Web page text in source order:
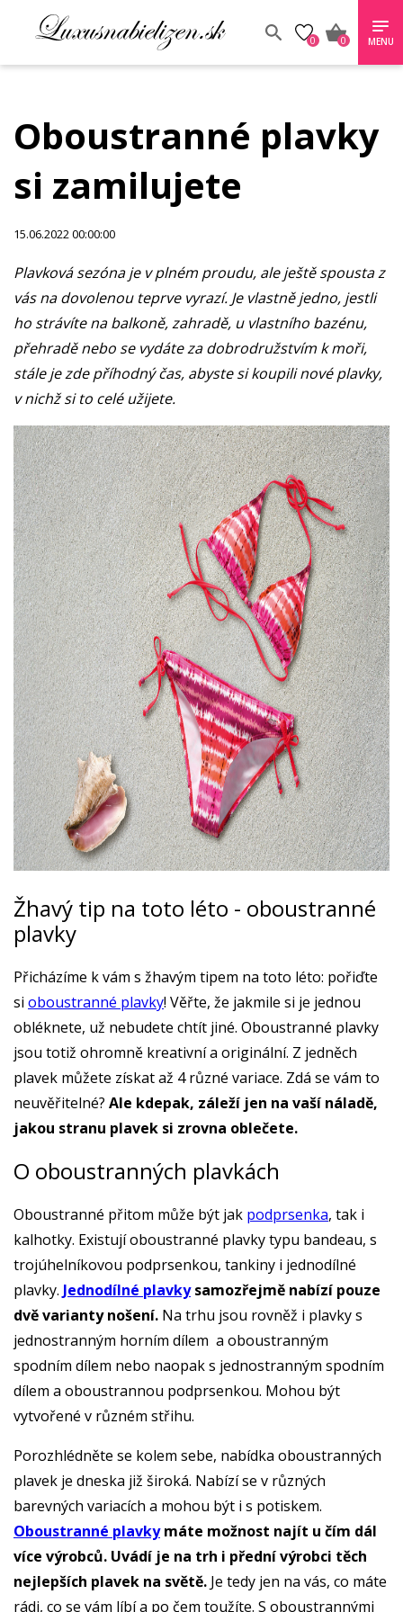
0 0 MENU
Oboustranné plavky
si zamilujete
15.06.2022 00:00:00
Plavková sezóna je v plném proudu, ale ještě spousta z
vás na dovolenou teprve vyrazí. Je vlastně jedno, jestli
ho strávíte na balkoně, zahradě, u vlastního bazénu,
přehradě nebo se vydáte za dobrodružstvím k moři,
stále je zde příhodný čas, abyste si koupili nové plavky,
v nichž si to celé užijete.
Žhavý tip na toto léto - oboustranné
plavky
Přicházíme k vám s žhavým tipem na toto léto: pořiďte
si oboustranné plavky! Věřte, že jakmile si je jednou
obléknete, už nebudete chtít jiné. Oboustranné plavky
jsou totiž ohromně kreativní a originální. Z jedněch
plavek můžete získat až 4 různé variace. Zdá se vám to
neuvěřitelné? Ale kdepak, záleží jen na vaší náladě,
jakou stranu plavek si zrovna oblečete.
O oboustranných plavkách
Oboustranné přitom může být jak podprsenka, tak i
kalhotky. Existují oboustranné plavky typu bandeau, s
trojúhelníkovou podprsenkou, tankiny i jednodílné
plavky. Jednodílné plavkysamozřejmě nabízí pouze
dvě varianty nošení. Na trhu jsou rovněž i plavky s
jednostranným horním dílem a oboustranným
spodním dílem nebo naopak s jednostranným spodním
dílem a oboustrannou podprsenkou. Mohou být
vytvořené v různém střihu.
Porozhlédněte se kolem sebe, nabídka oboustranných
plavek je dneska již široká. Nabízí se v různých
barevných variacích a mohou být i s potiskem.
Oboustranné plavkymáte možnost najít u čím dál
více výrobců. Uvádí je na trh i přední výrobci těch
nejlepších plavek na světě. Je tedy jen na vás, co máte
rádi, co se vám líbí a po čem toužíte. S oboustrannými